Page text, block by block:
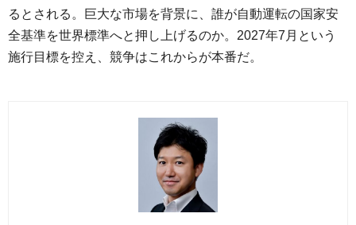
るとされる。巨大な市場を背景に、誰が自動運転の国家安
全基準を世界標準へと押し上げるのか。2027年7月という
施行目標を控え、競争はこれからが本番だ。